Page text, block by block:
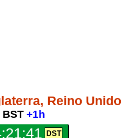
Reino Unido
BST +1h